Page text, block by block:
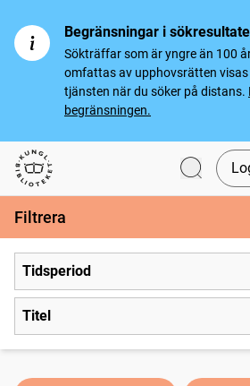
Begränsningar i
Sökträffar som är yngre än 100
omfattas av upphovsrätten visas
tjänsten när du söker på distans.
begränsningen.
Svenska tidningar
Filtrera
Tidsperiod
Titel